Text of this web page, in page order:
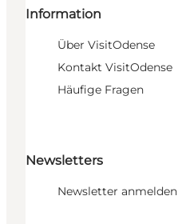
Information
Über VisitOdense
Kontakt VisitOdense
Häufige Fragen
Newsletters
Newsletter anmelden